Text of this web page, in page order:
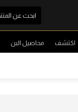
اكتشف محاصيل البن